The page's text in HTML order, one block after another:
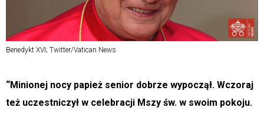
Benedykt XVI; Twitter/Vatican News
“Minionej nocy papież senior dobrze wypoczął. Wczoraj
też uczestniczył w celebracji Mszy św. w swoim pokoju.